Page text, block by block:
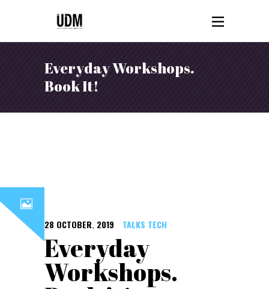
Everyday Workshops.
Book It!
28 OCTOBER, 2019 TALKS TECH
Everyday
Workshops.